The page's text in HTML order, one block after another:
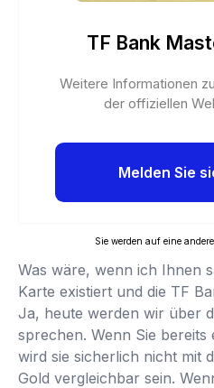
TF Bank
Weitere Informationen
der offiziellen
Melden Sie
Sie werden auf eine andere
Was wäre, wenn ich Ihnen
Karte existiert und die TF
Ja, heute werden wir über
sprechen. Wenn Sie bereits
wird sie sicherlich nicht mit
Gold vergleichbar sein.